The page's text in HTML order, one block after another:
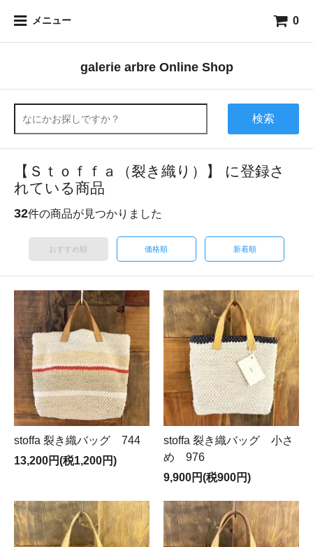
メニュー 0
galerie arbre Online Shop
検索
【Ｓｔｏｆｆａ（裂き織り）】 に登録さ
れている商品
32件の商品が見つかりました
おすすめ順 価格順 新着順
stoffa 裂き織バッグ 744
13,200円(税1,200円)
stoffa 裂き織バッグ 小さ
め 976
9,900円(税900円)